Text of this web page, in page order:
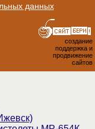
данных
создание
поддержка и
продвижение
сайтов